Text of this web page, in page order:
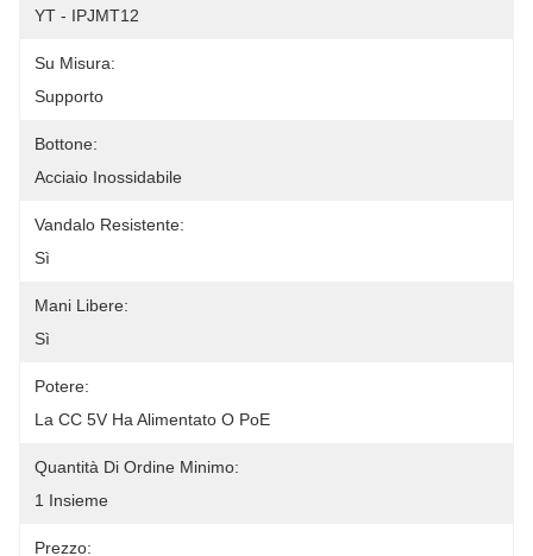
YT - IPJMT12
Su Misura:
Supporto
Bottone:
Acciaio Inossidabile
Vandalo Resistente:
Sì
Mani Libere:
Sì
Potere:
La CC 5V Ha Alimentato O PoE
Quantità Di Ordine Minimo:
1 Insieme
Prezzo: